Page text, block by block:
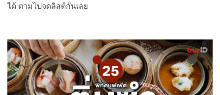
ได้ ตามไปจดลิสต์กันเลย